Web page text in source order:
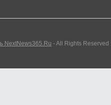
NextNews365.Ru - All Rights Reserved